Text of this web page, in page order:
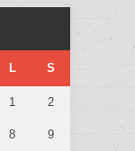
L S
1 2
8 9